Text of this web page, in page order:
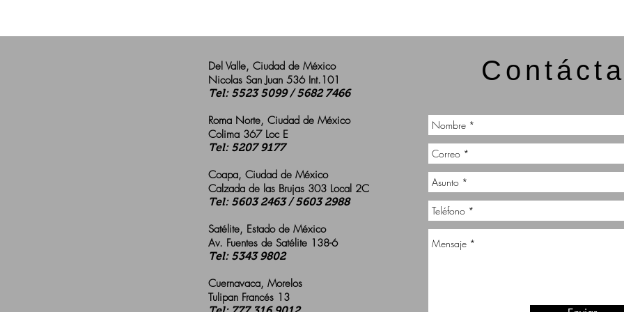
Del Valle, Ciudad de México
Nicolas San Juan 536 Int.101
Tel: 5523 5099 / 5682 7466
Roma Norte, Ciudad de México
Colima 367 Loc E
Tel: 5207 9177
Coapa, Ciudad de México
Calzada de las Brujas 303 Local 2C
Tel: 5603 2463 / 5603 2988
Satélite, Estado de México
Av. Fuentes de Satélite 138-6
Tel: 5343 9802
Cuernavaca, Morelos
Tulipan Francés 13